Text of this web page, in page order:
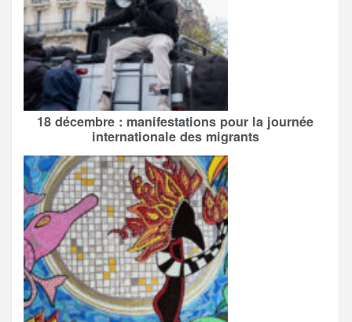
18 décembre : manifestations pour la journée
internationale des migrants